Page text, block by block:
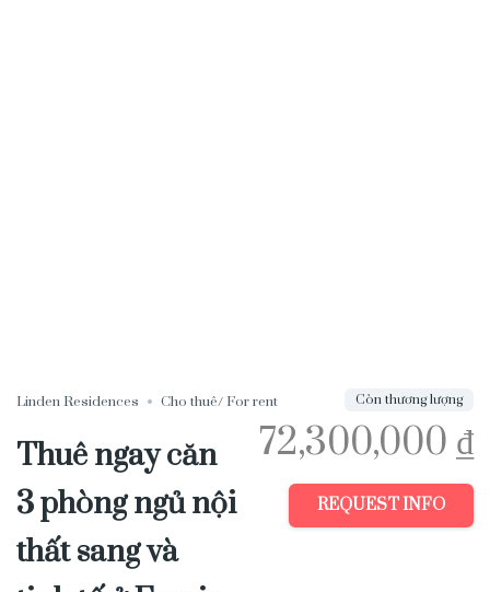
Linden Residences Cho thuê/ For rent
Thuê ngay căn
3 phòng ngủ nội
thất sang và
72,300,000 ₫
Còn thương lượng
REQUEST INFO